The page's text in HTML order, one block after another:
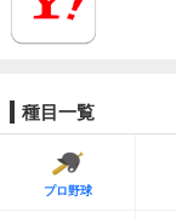
種目一覧
プロ野球